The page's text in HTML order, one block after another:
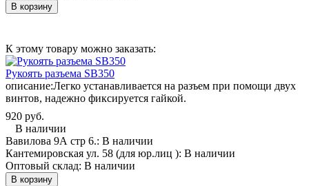
В корзину
К этому товару можно заказать:
Рукоять разъема SB350
описание:Легко устанавливается на разъем при помощи двух
винтов, надежно фиксируется гайкой.
920 руб.
В наличии
Вавилова 9А стр 6.: В наличии
Кантемировская ул. 58 (для юр.лиц ): В наличии
Оптовый склад: В наличии
В корзину